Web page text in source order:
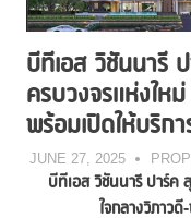
บีทีเอส วิชันนารี
ครบวงจรแห่งให
พร้อมเปิดให้บริกา
JUNE 27, 2025
บีทีเอส วิชันนารี ปาร์ค
ใจกลางวิภาว